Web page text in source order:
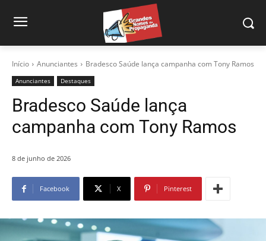
Início Anunciantes Bradesco Saúde lança campanha com Tony Ramos
Anunciantes Destaques
Bradesco Saúde lança
campanha com Tony Ramos
8 de junho de 2026
Facebook X Pinterest